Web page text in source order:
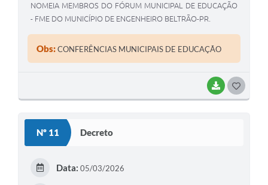
BAIXAR
NOMEIA MEMBROS DO FÓRUM MUNICIPAL DE EDUCAÇÃO
- FME DO MUNICÍPIO DE ENGENHEIRO BELTRÃO-PR.
Obs:CONFERÊNCIAS MUNICIPAIS DE EDUCAÇÃO
Nº 11 Decreto
Data: 05/03/2026